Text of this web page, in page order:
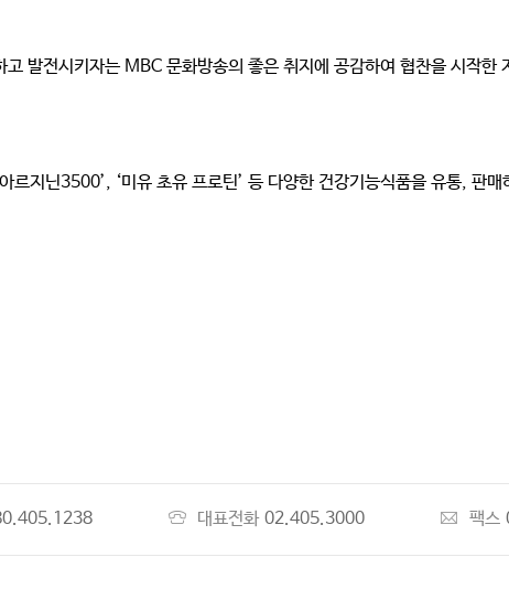
발전시키자는 MBC 문화방송의 좋은 취지에 공감하여 협찬을 시작한
르지닌3500’, ‘미유 초유 프로틴’ 등 다양한 건강기능식품을 유통, 판
대표전화 02.405.3000 팩스